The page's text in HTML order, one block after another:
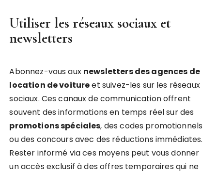
Utiliser les réseaux sociaux et
newsletters
Abonnez-vous aux newsletters des agences de
location de voitureet suivez-les sur les réseaux
sociaux. Ces canaux de communication offrent
souvent des informations en temps réel sur des
promotions spéciales, des codes promotionnels
ou des concours avec des réductions immédiates.
Rester informé via ces moyens peut vous donner
un accès exclusif à des offres temporaires qui ne